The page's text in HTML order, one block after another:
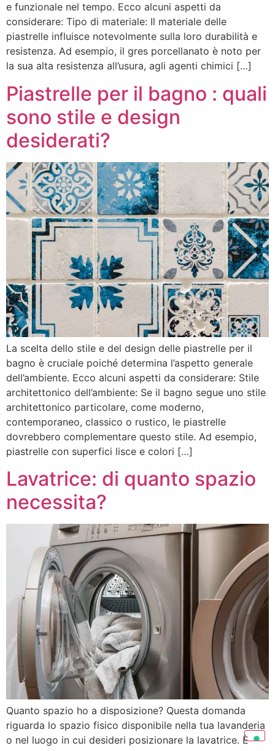
e funzionale nel tempo. Ecco alcuni aspetti da
considerare: Tipo di materiale: Il materiale delle
piastrelle influisce notevolmente sulla loro durabilità e
resistenza. Ad esempio, il gres porcellanato è noto per
la sua alta resistenza all’usura, agli agenti chimici […]
Piastrelle per il bagno : quali
sono stile e design
desiderati?
La scelta dello stile e del design delle piastrelle per il
bagno è cruciale poiché determina l’aspetto generale
dell’ambiente. Ecco alcuni aspetti da considerare: Stile
architettonico dell’ambiente: Se il bagno segue uno stile
architettonico particolare, come moderno,
contemporaneo, classico o rustico, le piastrelle
dovrebbero complementare questo stile. Ad esempio,
piastrelle con superfici lisce e colori […]
Lavatrice: di quanto spazio
necessita?
Quanto spazio ho a disposizione? Questa domanda
riguarda lo spazio fisico disponibile nella tua lavanderia
o nel luogo in cui desideri posizionare la lavatrice. È